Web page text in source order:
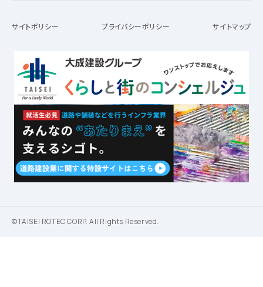
サイトポリシー プライバシーポリシー サイトマップ
©TAISEI ROTEC CORP. All Rights Reserved.